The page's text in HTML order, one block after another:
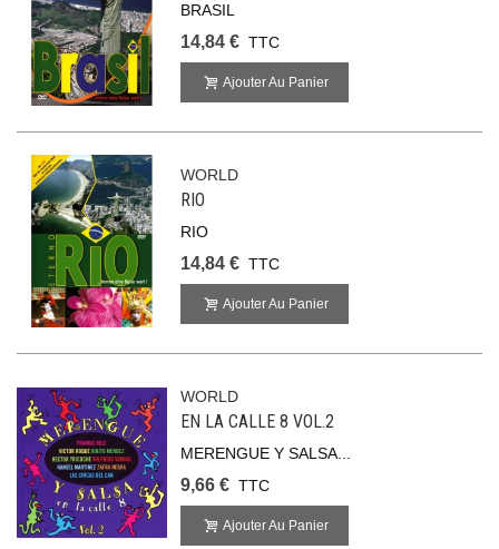
BRASIL
14,84 € TTC
Ajouter Au Panier
WORLD
RIO
RIO
14,84 € TTC
Ajouter Au Panier
WORLD
EN LA CALLE 8 VOL.2
MERENGUE Y SALSA...
9,66 € TTC
Ajouter Au Panier